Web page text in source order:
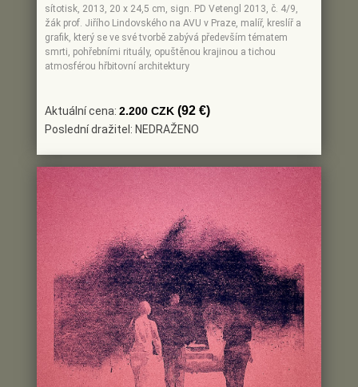
sítotisk, 2013, 20 x 24,5 cm, sign. PD Vetengl 2013, č. 4/9,
žák prof. Jiřího Lindovského na AVU v Praze, malíř, kreslíř a
grafik, který se ve své tvorbě zabývá především tématem
smrti, pohřebními rituály, opuštěnou krajinou a tichou
atmosférou hřbitovní architektury
Aktuální cena: 2.200 CZK (92 €)
Poslední dražitel: NEDRAŽENO